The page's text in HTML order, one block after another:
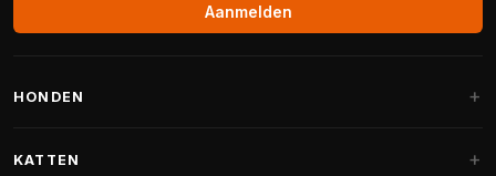
Aanmelden
HONDEN
KATTEN